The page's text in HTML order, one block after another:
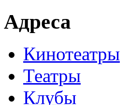
Адреса
Кинотеатры
Театры
Клубы